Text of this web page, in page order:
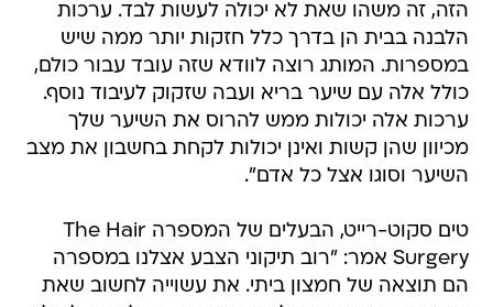
הזה, זה משהו שאת לא יכולה לעשות לבד. ערכות
הלבנה בבית הן בדרך כלל חזקות יותר ממה שיש
במספרות. המותג רוצה לוודא שזה עובד עבור כולם,
כולל אלה עם שיער בריא ועבה שזקוק לעיבוד נוסף.
ערכות אלה יכולות ממש להרוס את השיער שלך
מכיוון שהן קשות ואינן יכולות לקחת בחשבון את מצב
השיער וסוגו אצל כל אדם".
טים סקוט-רייט, הבעלים של המספרה The Hair
Surgery אמר: "רוב תיקוני הצבע אצלנו במספרה
הם תוצאה של חמצון ביתי. את עשוייה לחשוב שאת